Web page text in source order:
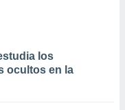
los
ocultos en la